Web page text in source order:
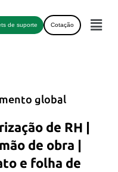
de suporte Cotação
global
de RH |
de obra |
e folha de